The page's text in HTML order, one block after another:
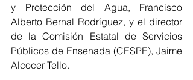
y Protección del Agua, Francisco
Alberto Bernal Rodríguez, y el director
de la Comisión Estatal de Servicios
Públicos de Ensenada (CESPE), Jaime
Alcocer Tello.